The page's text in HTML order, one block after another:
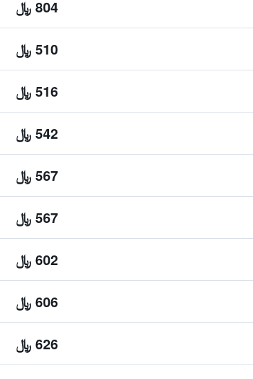
804 ﷼
510 ﷼
516 ﷼
542 ﷼
567 ﷼
567 ﷼
602 ﷼
606 ﷼
626 ﷼